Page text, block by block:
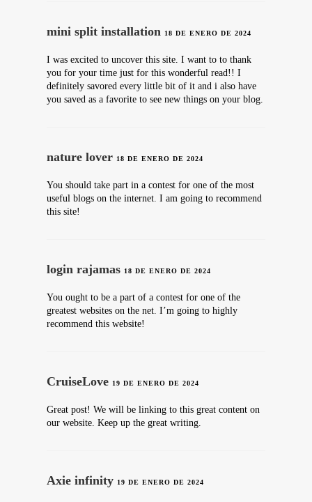
mini split installation 18 DE ENERO DE 2024
I was excited to uncover this site. I want to to thank
you for your time just for this wonderful read!! I
definitely savored every little bit of it and i also have
you saved as a favorite to see new things on your blog.
nature lover 18 DE ENERO DE 2024
You should take part in a contest for one of the most
useful blogs on the internet. I am going to recommend
this site!
login rajamas 18 DE ENERO DE 2024
You ought to be a part of a contest for one of the
greatest websites on the net. I’m going to highly
recommend this website!
CruiseLove 19 DE ENERO DE 2024
Great post! We will be linking to this great content on
our website. Keep up the great writing.
Axie infinity 19 DE ENERO DE 2024